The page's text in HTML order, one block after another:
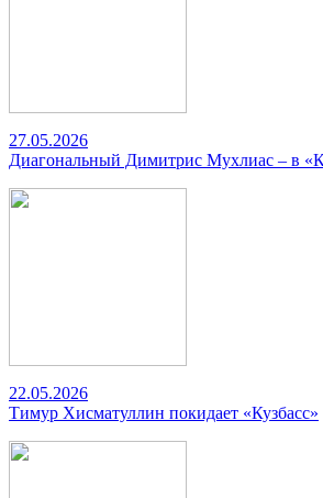
27.05.2026
Диагональный Димитрис Мухлиас – в
22.05.2026
Тимур Хисматуллин покидает «Кузбасс»